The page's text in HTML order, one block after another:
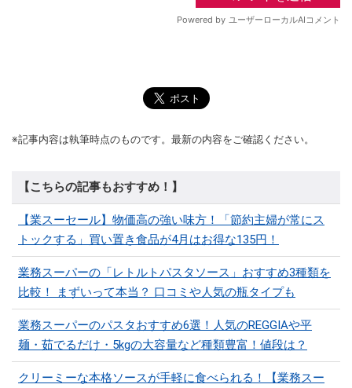
※記事内容は執筆時点のものです。最新の内容をご確認ください。
【こちらの記事もおすすめ！】
【業スーセール】物価高の強い味方！「節約主婦が常にス
トックする」買い置き食品が4月はお得な135円！
業務スーパーの「レトルトパスタソース」おすすめ3種類を
比較！ まずいって本当？ 口コミや人気の瓶タイプも
業務スーパーのパスタおすすめ6選！人気のREGGIAや平
麺・茹でるだけ・5kgの大容量など種類豊富！値段は？
クリーミーな本格ソースが手軽に食べられる！【業務スー